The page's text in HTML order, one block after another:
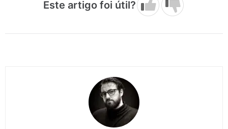
Este artigo foi útil?